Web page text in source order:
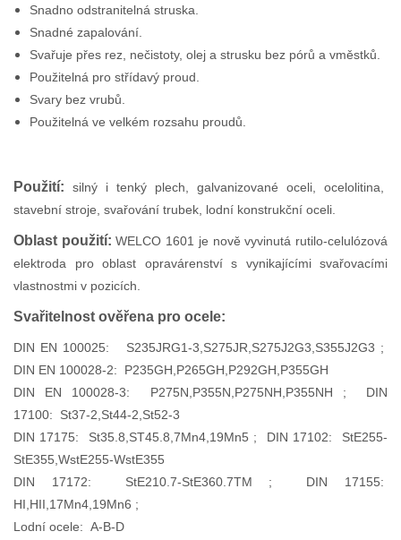
Snadno odstranitelná struska.
Snadné zapalování.
Svařuje přes rez, nečistoty, olej a strusku bez pórů a vměstků.
Použitelná pro střídavý proud.
Svary bez vrubů.
Použitelná ve velkém rozsahu proudů.
Použití: silný i tenký plech, galvanizované oceli, ocelolitina,
stavební stroje, svařování trubek, lodní konstrukční oceli.
Oblast použití: WELCO 1601 je nově vyvinutá rutilo-celulózová
elektroda pro oblast opravárenství s vynikajícími svařovacími
vlastnostmi v pozicích.
Svařitelnost ověřena pro ocele:
DIN EN 100025: S235JRG1-3,S275JR,S275J2G3,S355J2G3 ;
DIN EN 100028-2: P235GH,P265GH,P292GH,P355GH
DIN EN 100028-3: P275N,P355N,P275NH,P355NH ; DIN
17100: St37-2,St44-2,St52-3
DIN 17175: St35.8,ST45.8,7Mn4,19Mn5 ; DIN 17102: StE255-
StE355,WstE255-WstE355
DIN 17172: StE210.7-StE360.7TM ; DIN 17155:
HI,HII,17Mn4,19Mn6 ;
Lodní ocele: A-B-D